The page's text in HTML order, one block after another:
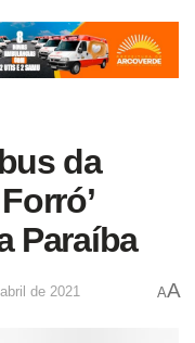
da
Paraíba
de 2021 AA